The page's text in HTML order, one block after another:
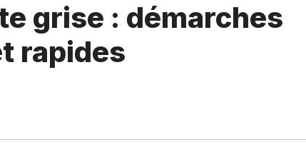
grise : démarches
rapides